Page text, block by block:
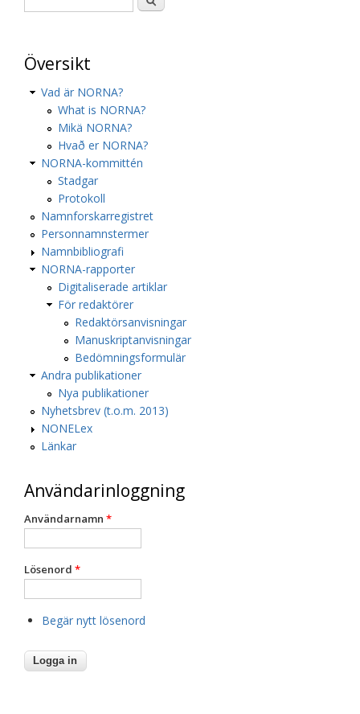
Översikt
Vad är NORNA?
What is NORNA?
Mikä NORNA?
Hvað er NORNA?
NORNA-kommittén
Stadgar
Protokoll
Namnforskarregistret
Personnamnstermer
Namnbibliografi
NORNA-rapporter
Digitaliserade artiklar
För redaktörer
Redaktörsanvisningar
Manuskriptanvisningar
Bedömningsformulär
Andra publikationer
Nya publikationer
Nyhetsbrev (t.o.m. 2013)
NONELex
Länkar
Användarinloggning
Användarnamn *
Lösenord *
Begär nytt lösenord